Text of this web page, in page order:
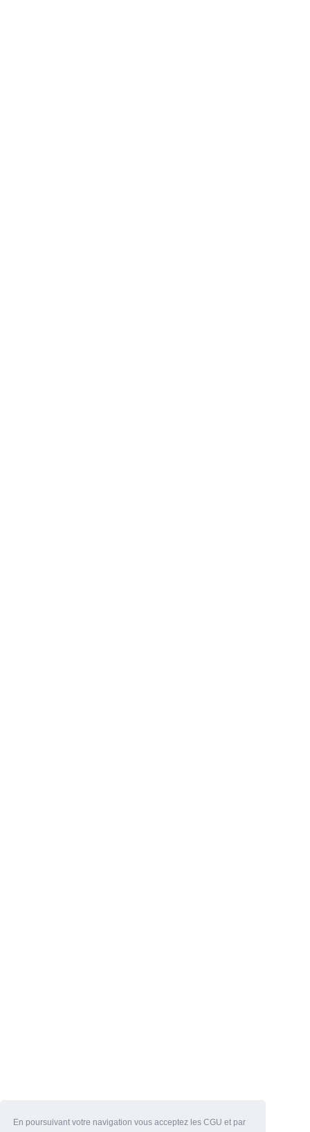
En poursuivant votre navigation vous acceptez les CGU et par